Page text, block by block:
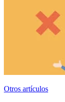
Otros artículos